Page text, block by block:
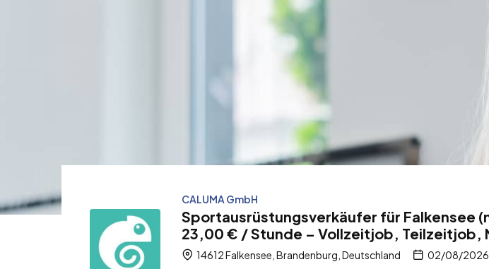
CALUMA GmbH
Sportausrüstungsverkäufer für Falkensee
23,00 € / Stunde – Vollzeitjob, Teilzeitjob,
14612 Falkensee, Brandenburg, Deutschland 02/08/2026